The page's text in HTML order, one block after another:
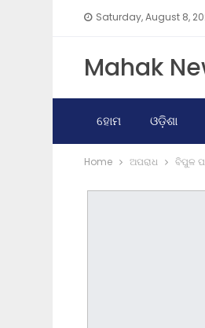
Saturday, August 8,
Mahak
ହୋମ ଓଡ଼ିଶା
Home ଅପରାଧ ବିପୁଳ